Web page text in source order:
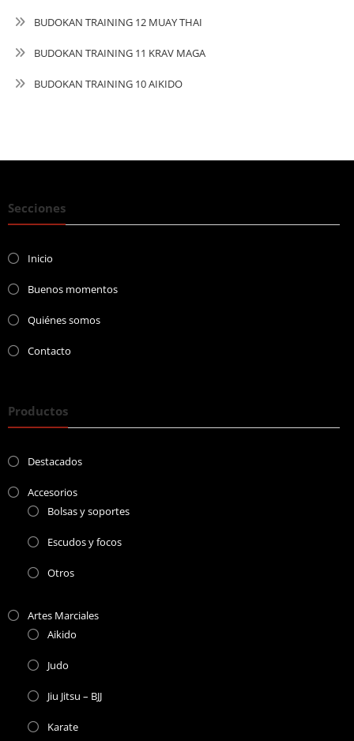
BUDOKAN TRAINING 12 MUAY THAI
BUDOKAN TRAINING 11 KRAV MAGA
BUDOKAN TRAINING 10 AIKIDO
Secciones
Inicio
Buenos momentos
Quiénes somos
Contacto
Productos
Destacados
Accesorios
Bolsas y soportes
Escudos y focos
Otros
Artes Marciales
Aikido
Judo
Jiu Jitsu – BJJ
Karate